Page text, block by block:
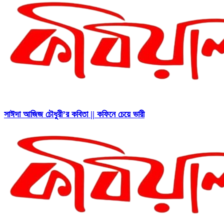
সাঈদা আজিজ চৌধুরী’র কবিতা || কফিনে চেয়ে ভারী